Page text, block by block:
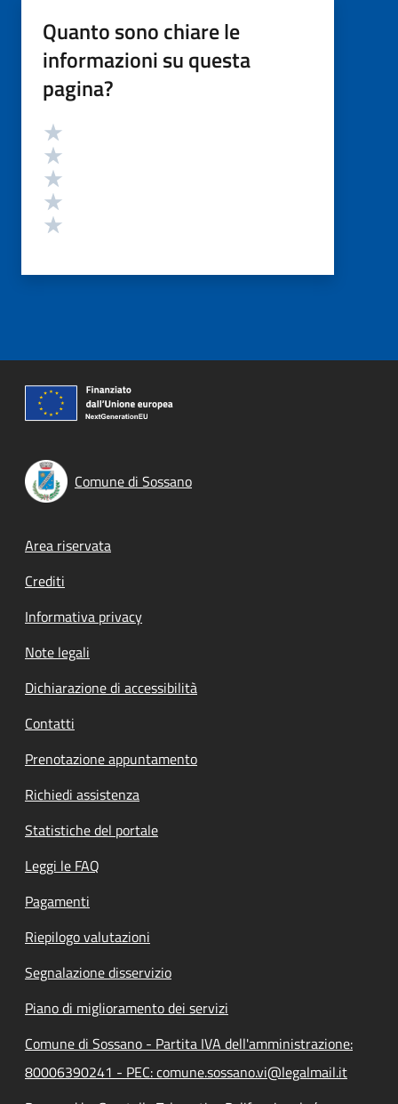
Quanto sono chiare le
informazioni su questa
pagina?
Valutazione
Comune di Sossano
Footer menu
Area riservata
Crediti
Informativa privacy
Note legali
Dichiarazione di accessibilità
Contatti
Prenotazione appuntamento
Richiedi assistenza
Statistiche del portale
Leggi le FAQ
Pagamenti
Riepilogo valutazioni
Segnalazione disservizio
Piano di miglioramento dei servizi
Comune di Sossano - Partita IVA dell'amministrazione:
80006390241 - PEC: comune.sossano.vi@legalmail.it